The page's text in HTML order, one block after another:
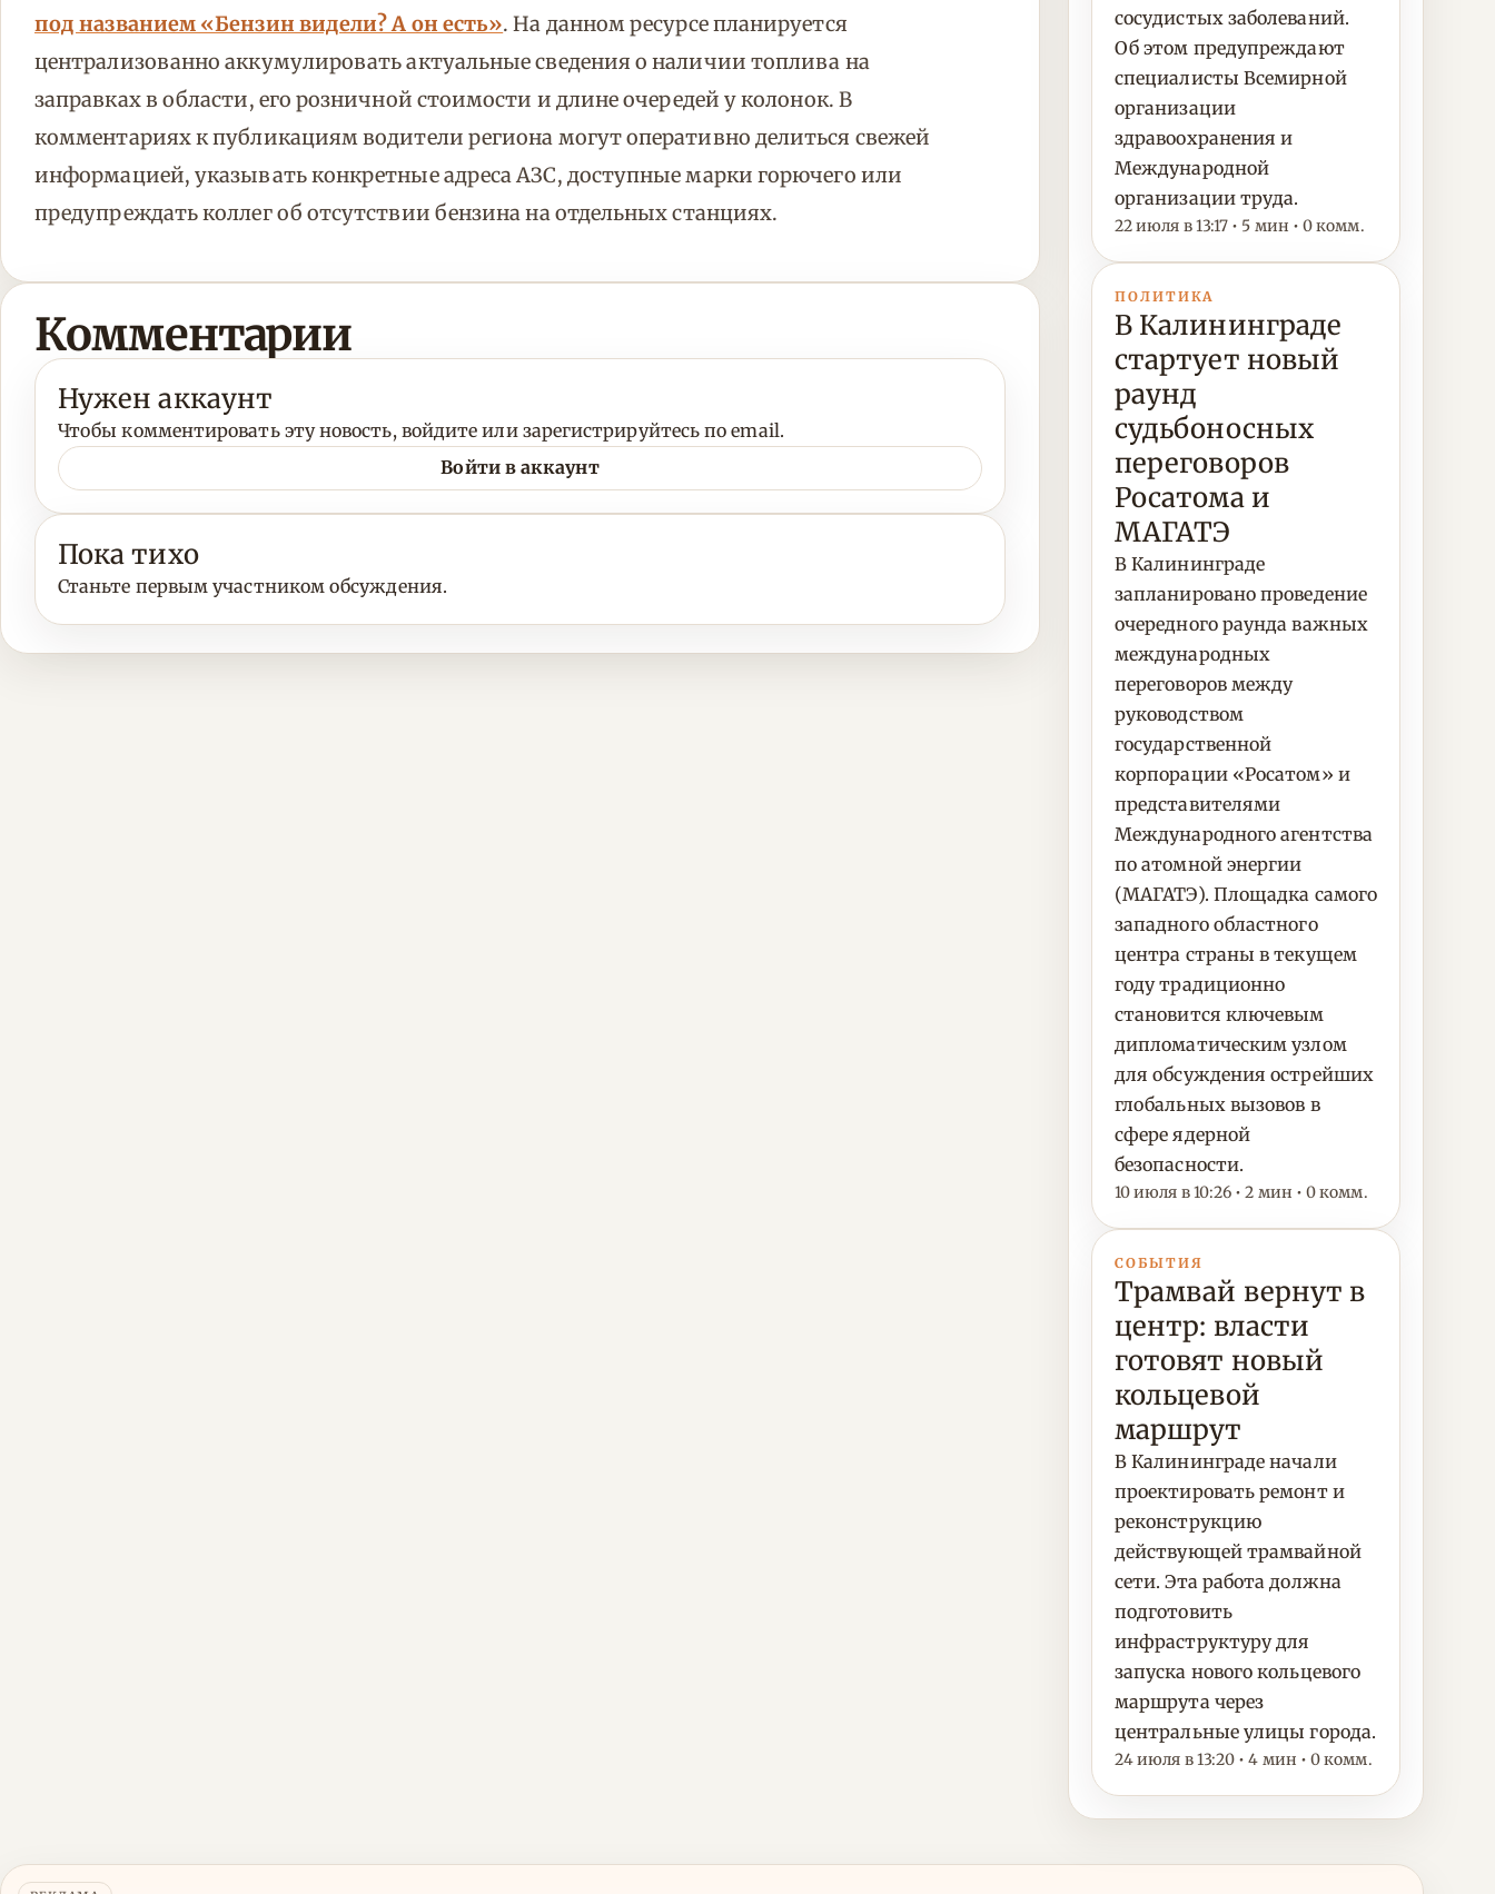
под названием «Бензин видели? А он есть». На данном ресурсе планируется
централизованно аккумулировать актуальные сведения о наличии топлива на
заправках в области, его розничной стоимости и длине очередей у колонок. В
комментариях к публикациям водители региона могут оперативно делиться свежей
информацией, указывать конкретные адреса АЗС, доступные марки горючего или
предупреждать коллег об отсутствии бензина на отдельных станциях.
Комментарии
Нужен аккаунт
Чтобы комментировать эту новость, войдите или зарегистрируйтесь по email.
Войти в аккаунт
Пока тихо
Станьте первым участником обсуждения.
сосудистых заболеваний.
Об этом предупреждают
специалисты Всемирной
организации
здравоохранения и
Международной
организации труда.
22 июля в 13:17 • 5 мин • 0 комм.
ПОЛИТИКА
В Калининграде
стартует новый
раунд
судьбоносных
переговоров
Росатома и
МАГАТЭ
В Калининграде
запланировано проведение
очередного раунда важных
международных
переговоров между
руководством
государственной
корпорации «Росатом» и
представителями
Международного агентства
по атомной энергии
(МАГАТЭ). Площадка самого
западного областного
центра страны в текущем
году традиционно
становится ключевым
дипломатическим узлом
для обсуждения острейших
глобальных вызовов в
сфере ядерной
безопасности.
10 июля в 10:26 • 2 мин • 0 комм.
СОБЫТИЯ
Трамвай вернут в
центр: власти
готовят новый
кольцевой
маршрут
В Калининграде начали
проектировать ремонт и
реконструкцию
действующей трамвайной
сети. Эта работа должна
подготовить
инфраструктуру для
запуска нового кольцевого
маршрута через
центральные улицы города.
24 июля в 13:20 • 4 мин • 0 комм.